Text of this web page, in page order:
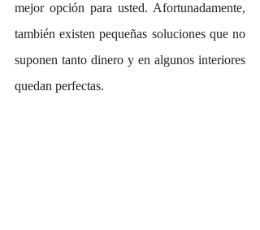
mejor opción para usted. Afortunadamente,
también existen pequeñas soluciones que no
suponen tanto dinero y en algunos interiores
quedan perfectas.